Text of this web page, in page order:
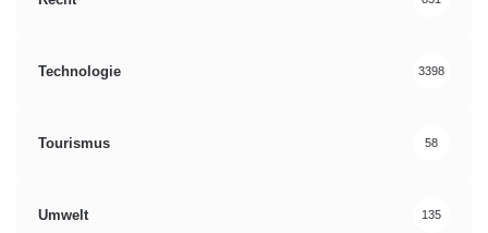
Technologie 3398
Tourismus 58
Umwelt 135